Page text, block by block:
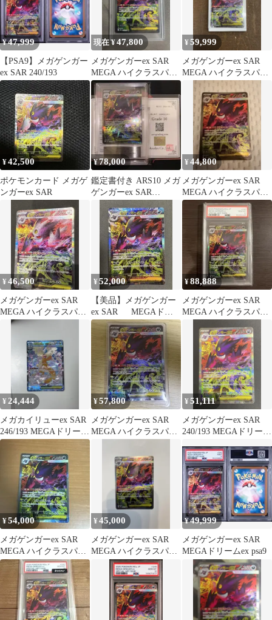
¥47,999
【PSA9】メガゲンガー
ex SAR 240/193
現在 ¥47,800
メガゲンガーex SAR
MEGA ハイクラスパッ
ク MEGAドリームex
¥59,999
メガゲンガーex SAR
MEGA ハイクラスパッ
ク MEGAドリーム
¥42,500
ポケモンカード メガゲ
ンガーex SAR
¥78,000
鑑定書付き ARS10 メガ
ゲンガーex SAR
¥44,800
メガゲンガーex SAR
MEGA ハイクラスパッ
ク MEGAドリームex
¥46,500
メガゲンガーex SAR
MEGA ハイクラスパッ
ク MEGAドリームex
¥52,000
【美品】メガゲンガー
ex SAR MEGAドリ
ームex
¥88,888
メガゲンガーex SAR
MEGA ハイクラスパッ
¥24,444
メガカイリューex SAR
246/193 MEGAドリーム
ex ポケモンカード
¥57,800
メガゲンガーex SAR
MEGA ハイクラスパッ
¥51,111
メガゲンガーex SAR
240/193 MEGAドリーム
¥54,000
メガゲンガーex SAR
MEGA ハイクラスパッ
ク MEGAドリームex
¥45,000
メガゲンガーex SAR
MEGA ハイクラスパッ
ク MEGAドリームe
¥49,999
メガゲンガーex SAR
MEGAドリームex psa9